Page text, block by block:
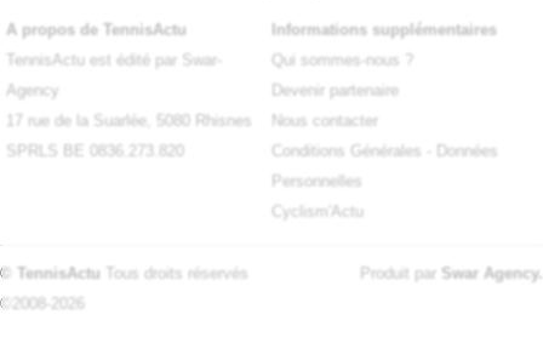
A propos de TennisActu
TennisActu est édité par Swar-
Agency
17 rue de la Suarlée, 5080 Rhisnes
SPRLS BE 0836.273.820
Informations supplémentaires
Qui sommes-nous ?
Devenir partenaire
Nous contacter
Conditions Générales
Données
Personnelles
Cyclism'Actu
© TennisActu Tous droits réservés
©2008-2026
Produit par Swar Agency.